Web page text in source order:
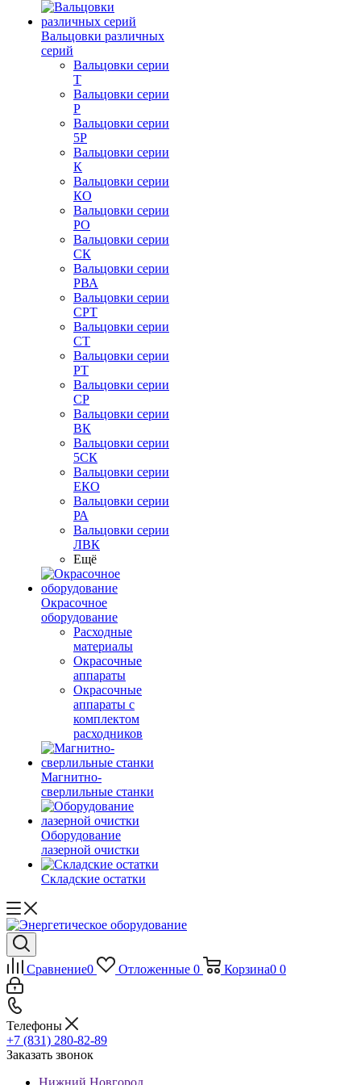
Вальцовки различных
серий
Вальцовки серии
Т
Вальцовки серии
Р
Вальцовки серии
5Р
Вальцовки серии
К
Вальцовки серии
КО
Вальцовки серии
РО
Вальцовки серии
СК
Вальцовки серии
РВА
Вальцовки серии
СРТ
Вальцовки серии
СТ
Вальцовки серии
РТ
Вальцовки серии
СР
Вальцовки серии
ВК
Вальцовки серии
5СК
Вальцовки серии
ЕКО
Вальцовки серии
РА
Вальцовки серии
ЛВК
Ещё
Окрасочное
оборудование
Расходные
материалы
Окрасочные
аппараты
Окрасочные
аппараты с
комплектом
расходников
Магнитно-
сверлильные станки
Оборудование
лазерной очистки
Складские остатки
Сравнение0 Отложенные 0 Корзина0 0
Телефоны
+7 (831) 280-82-89
Заказать звонок
Нижний Новгород